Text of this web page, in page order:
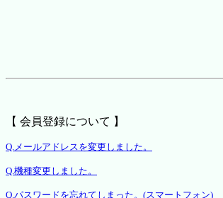
【 会員登録について 】
Q.メールアドレスを変更しました。
Q.機種変更しました。
Q.パスワードを忘れてしまった。(スマートフォン)